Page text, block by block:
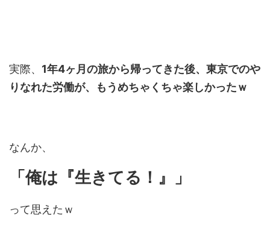
実際、 1年4ヶ月の旅から帰ってきた後、東京でのや
りなれた労働が、もうめちゃくちゃ楽しかったｗ
なんか、
「俺は『生きてる！』」
って思えたｗ